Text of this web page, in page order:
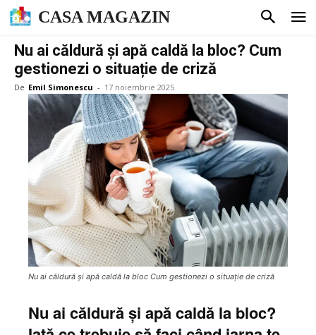
CASA MAGAZIN
Nu ai căldură și apă caldă la bloc? Cum
gestionezi o situație de criză
De Emil Simonescu - 17 noiembrie 2025
Nu ai căldură și apă caldă la bloc Cum gestionezi o situație de criză
Nu ai căldură și apă caldă la bloc?